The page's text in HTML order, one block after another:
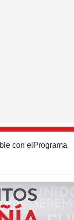
con el Programa